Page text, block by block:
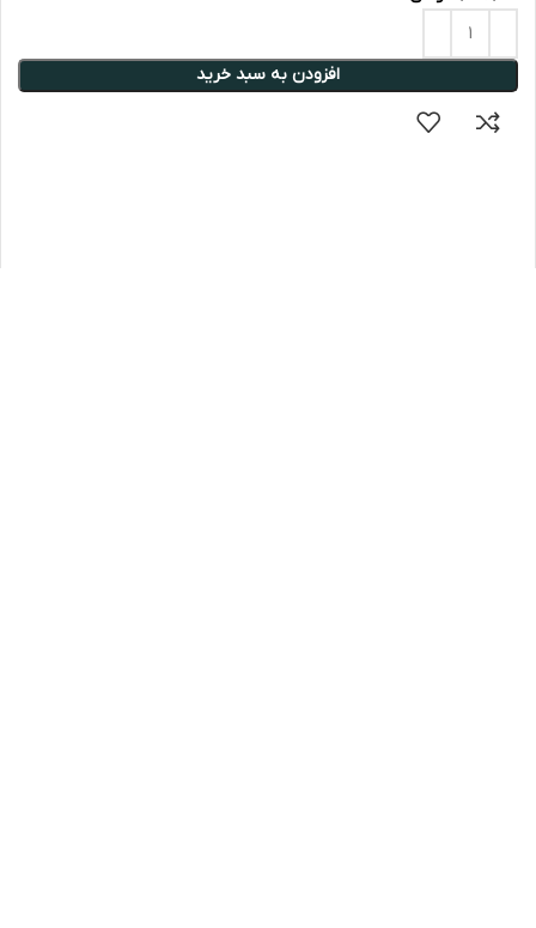
افزودن به سبد خرید